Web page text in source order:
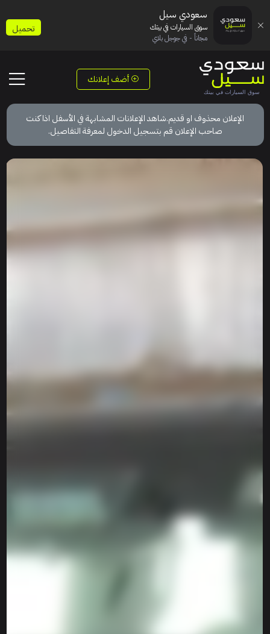
أضف إعلانك
الإعلان محذوف او قديم.شاهد الإعلانات المشابهة في الأسفل اذا كنت
صاحب الإعلان قم بتسجيل الدخول لمعرفة التفاصيل.
سعودي سيل
سوق السيارات في بيتك
مجاناً - في جوجل بلاي
تحميل